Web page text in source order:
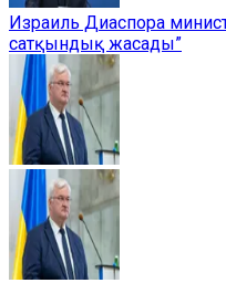
Израиль Диаспора
сатқындық жасады”